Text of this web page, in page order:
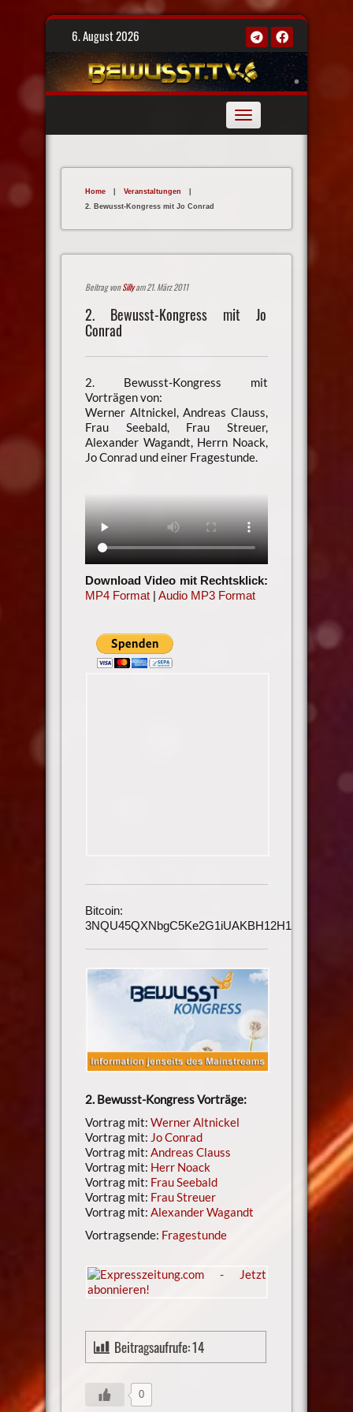
Skip
6. August 2026
Toggle
navigation
Home | Veranstaltungen
|
2. Bewusst-Kongress mit Jo Conrad
Beitrag vonSillyam 21. März 2011
2. Bewusst-Kongress mit Jo
Conrad
2. Bewusst-Kongress mit
Vorträgen von:
Werner Altnickel, Andreas Clauss,
Frau Seebald, Frau Streuer,
Alexander Wagandt, Herrn Noack,
Jo Conrad und einer Fragestunde.
Download Video mit Rechtsklick:
MP4 Format| Audio MP3 Format
Bitcoin:
3NQU45QXNbgC5Ke2G1iUAKBH12H1h3UmAu
2. Bewusst-Kongress Vorträge:
Vortrag mit: Werner Altnickel
Vortrag mit: Jo Conrad
Vortrag mit: Andreas Clauss
Vortrag mit: Herr Noack
Vortrag mit: Frau Seebald
Vortrag mit: Frau Streuer
Vortrag mit: Alexander Wagandt
Vortragsende: Fragestunde
Beitragsaufrufe:14
0